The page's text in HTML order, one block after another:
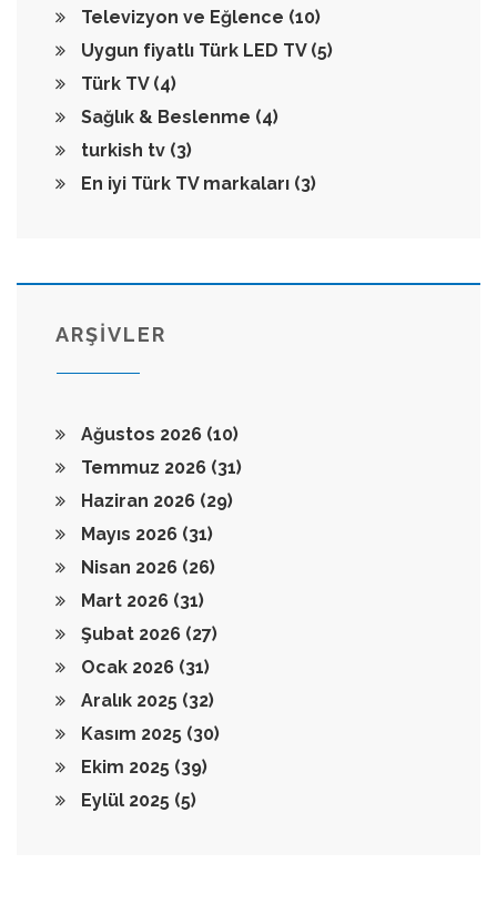
Televizyon ve Eğlence (10)
Uygun fiyatlı Türk LED TV (5)
Türk TV (4)
Sağlık & Beslenme (4)
turkish tv (3)
En iyi Türk TV markaları (3)
ARŞİVLER
Ağustos 2026 (10)
Temmuz 2026 (31)
Haziran 2026 (29)
Mayıs 2026 (31)
Nisan 2026 (26)
Mart 2026 (31)
Şubat 2026 (27)
Ocak 2026 (31)
Aralık 2025 (32)
Kasım 2025 (30)
Ekim 2025 (39)
Eylül 2025 (5)